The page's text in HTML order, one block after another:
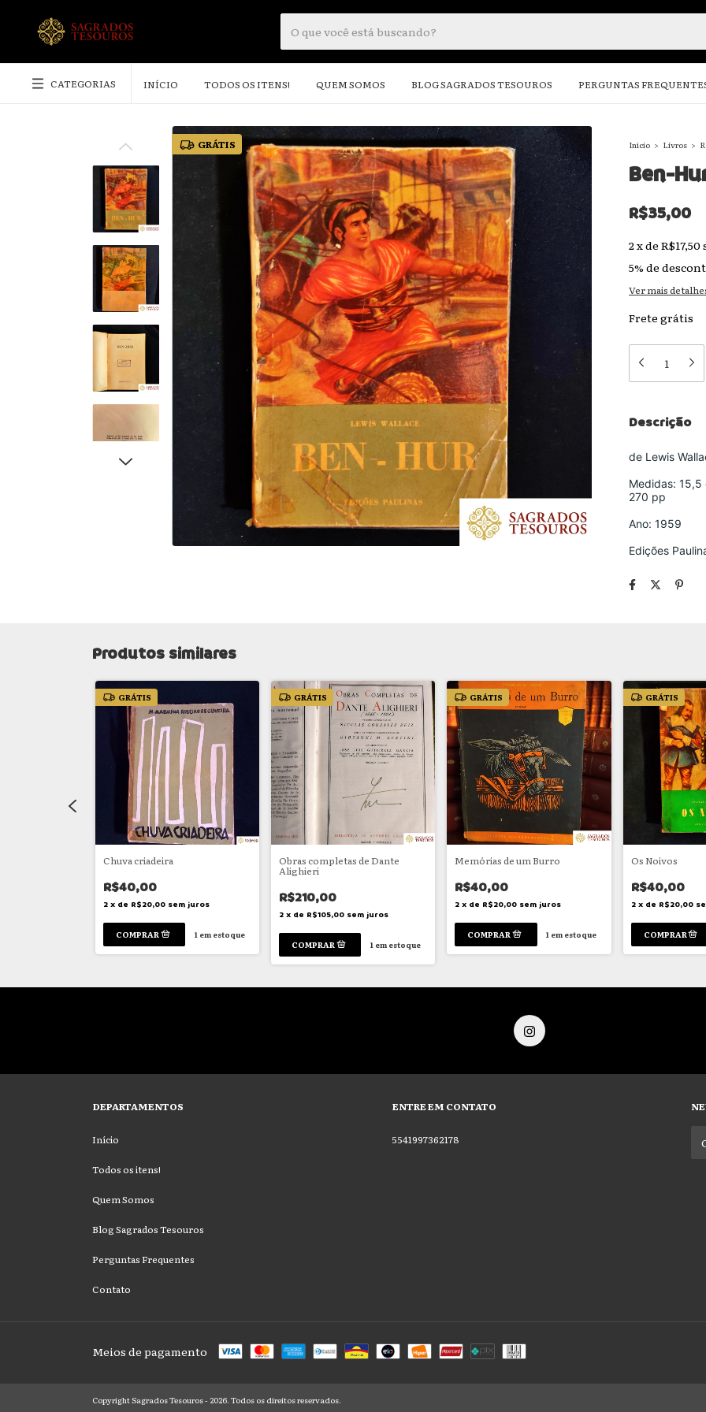
CATEGORIAS INÍCIO TODOS OS ITENS! QUEM SOMOS BLOG SAGRADOS TESOUROS PERGUNTAS
GRÁTIS Início > Livros >
Ben-
R$35,00
2xde R$17,50
5% de
Ver mais
Frete grátis
Descrição
de Lewis
Medidas: 15,5
270 pp
Ano: 1959
Edições
Produtos similares
GRÁTIS
Chuva criadeira
R$40,00
2 x de R$20,00 sem juros
1em estoque
GRÁTIS
Obras completas de Dante
Alighieri
R$210,00
2 x de R$105,00 sem juros
1em estoque
GRÁTIS
Memórias de um Burro
R$40,00
2 x de R$20,00 sem juros
1 em estoque
GRÁTIS
Os Noivos
R$40,00
2 x de R$20,00
DEPARTAMENTOS
Início
Todos os itens!
Quem Somos
Blog Sagrados Tesouros
Perguntas Frequentes
Contato
ENTRE EM CONTATO
5541997362178
Meios de pagamento
Copyright Sagrados Tesouros - 2026. Todos os direitos reservados.